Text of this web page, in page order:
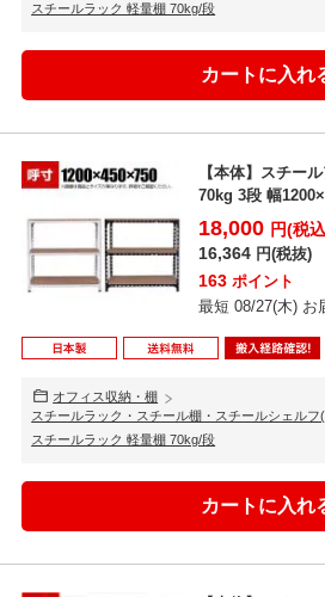
スチールラック 軽量棚 70kg/段
【本体】スチー
70kg 3段 幅
18,000 円(税
16,364 円(税抜)
163 ポイント
最短 08/27(木) お
オフィス収納・棚
スチールラック・スチール棚・スチールシェルフ
スチールラック 軽量棚 70kg/段